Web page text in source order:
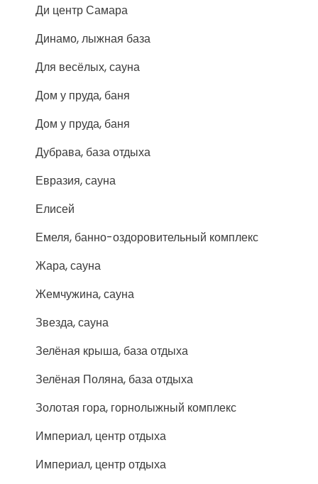
Ди центр Самара
Динамо, лыжная база
Для весёлых, сауна
Дом у пруда, баня
Дом у пруда, баня
Дубрава, база отдыха
Евразия, сауна
Елисей
Емеля, банно-оздоровительный комплекс
Жара, сауна
Жемчужина, сауна
Звезда, сауна
Зелёная крыша, база отдыха
Зелёная Поляна, база отдыха
Золотая гора, горнолыжный комплекс
Империал, центр отдыха
Империал, центр отдыха